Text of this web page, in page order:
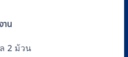
น
2 ม้วน